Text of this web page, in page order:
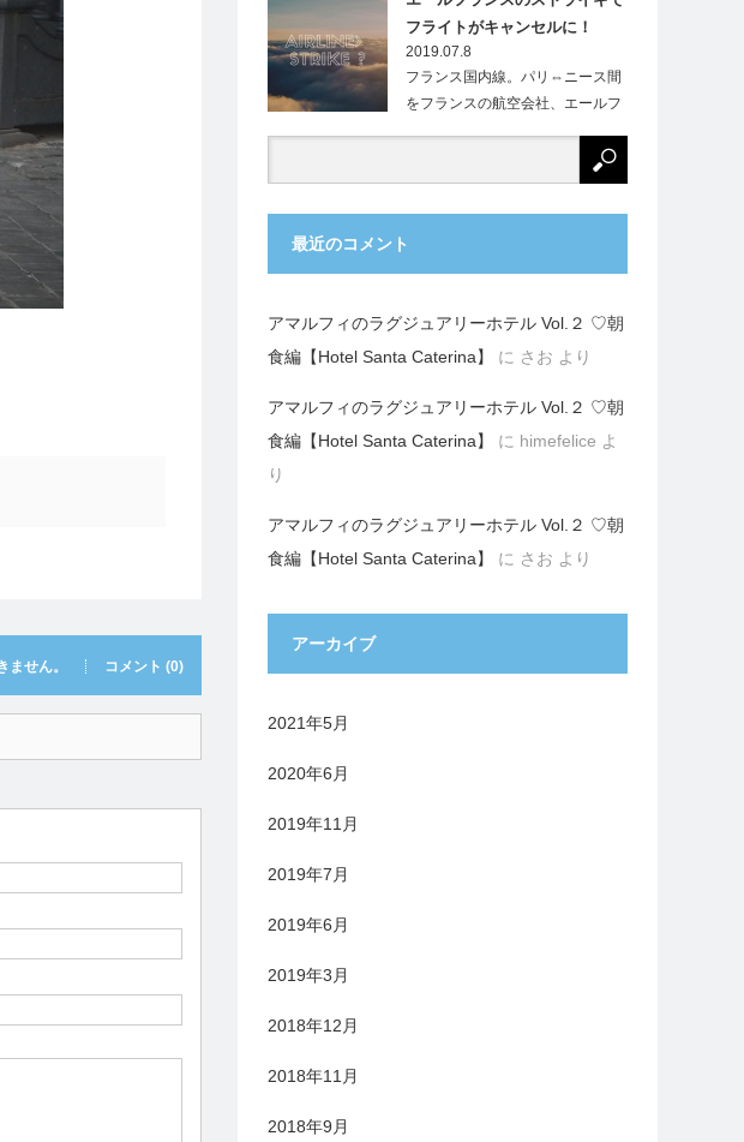
ません。 コメント (0)
フライトがキャンセルに！
2019.07.8
フランス国内線。パリ⇔ニース間
をフランスの航空会社、エールフ
最近のコメント
アマルフィのラグジュアリーホテル Vol.２ ♡朝
食編【Hotel Santa Caterina】
に さお より
アマルフィのラグジュアリーホテル Vol.２ ♡朝
食編【Hotel Santa Caterina】
に himefelice よ
り
アマルフィのラグジュアリーホテル Vol.２ ♡朝
食編【Hotel Santa Caterina】
に さお より
アーカイブ
2021年5月
2020年6月
2019年11月
2019年7月
2019年6月
2019年3月
2018年12月
2018年11月
2018年9月